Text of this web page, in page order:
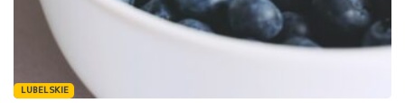
LUBELSKIE